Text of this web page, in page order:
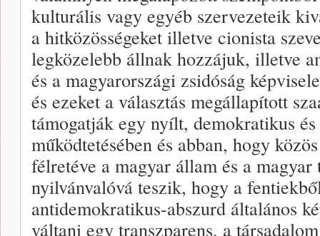
kulturális vagy egyéb szervezeteik
a hitközösségeket illetve cionista
legközelebb állnak hozzájuk, illetve
és a magyarországi zsidóság
és ezeket a választás megállapított
támogatják egy nyílt, demokratikus
működtetésében és abban, hogy
félretéve a magyar állam és a
nyilvánvalóvá teszik, hogy a
antidemokratikus-abszurd általános
váltani egy transzparens, a